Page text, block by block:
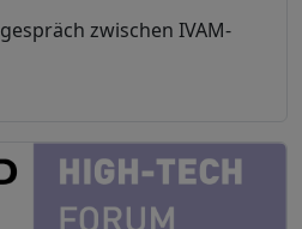
zwischen IVAM-